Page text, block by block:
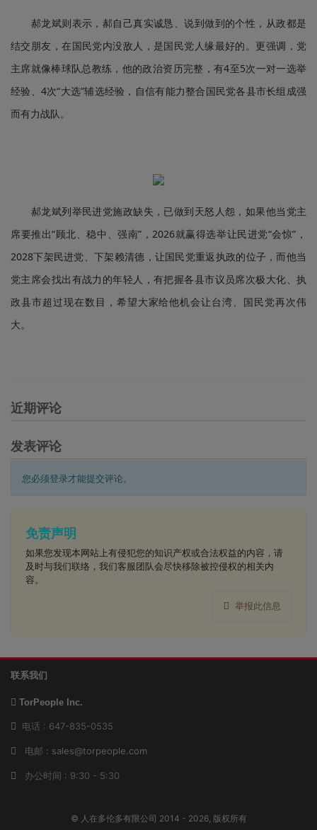
郝龙斌则表示，郝自己真实诚恳、说到做到的个性，从政都是
结交朋友，在国民党内没敌人，是国民党人缘最好的。更强调，党
主席就像棒球队总教练，他的政治资历完整，有4至5次一对一选举
经验、4次“大选”辅选经验，自信有能力整合国民党各县市长组成强
而有力战队。
郝龙斌列举民进党施政缺失，已做到天怒人怨，如果他当党主
席要推出“顾北、稳中、强南”，2026就赢得选举让民进党“会惊”，
2028下架民进党、下架赖清德，让国民党重返执政的位子，而他当
党主席会找出有战力的年轻人，有把握各县市议员席次极大化、执
政县市超过现在数目，希望大家给他机会让台湾、国民党再次伟
大。
近期评论
发表评论
您必须登录才能提交评论。
免责声明
如果您发现本网站上有侵犯您的知识产权或合法权益的内容，请
及时与我们联络，我们客服团队会尽快移除被控侵权的相关内
容。
举报此信息
联系我们
TorPeople Inc.
电话 : 647-835-0535
电邮 : sales@torpeople.com
办公时间 : 9:30 - 5:30
© 人在多伦多有限公司 2014 - 2026, 版权所有